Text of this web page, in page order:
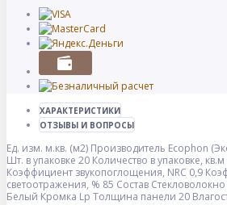
ХАРАКТЕРИСТИКИ
ОТЗЫВЫ И ВОПРОСЫ
Ед. изм. м.кв. (м2) Производитель Ecophon
Шт. в упаковке 20 Количество в упаковке, кв.м
Коэффициент звукопоглощения, NRC 0,9
светоотражения, % 85 Состав Стекловолокно
Белый Кромка Lp Толщина панели 20